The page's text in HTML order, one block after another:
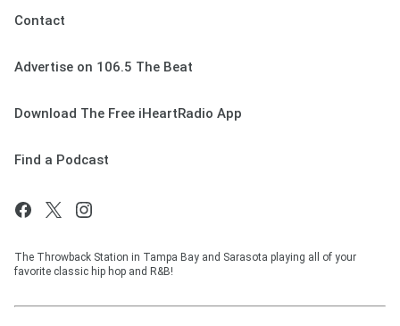
Contact
Advertise on 106.5 The Beat
Download The Free iHeartRadio App
Find a Podcast
The Throwback Station in Tampa Bay and Sarasota playing all of your
favorite classic hip hop and R&B!